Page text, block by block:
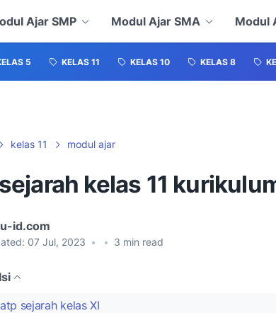
Ajar SMP Modul Ajar SMA Modul
5 KELAS 11 KELAS 10 KELAS 8
kelas 11 modul ajar
kelas 11
id.com
07 Jul, 2023 • • 3 min read
sejarah kelas XI